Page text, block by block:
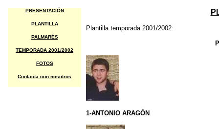
PRESENTACIÓN
PLANTILLA
PALMARÉS
TEMPORADA 2001/2002
FOTOS
Contacta con nosotros
Plantilla temporada 2001/2002:
1-ANTONIO ARAGÓN